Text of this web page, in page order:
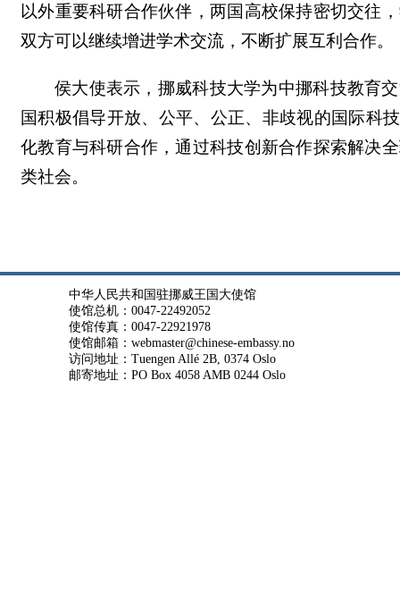
以外重要科研合作伙伴，两国高校保持密切交往
双方可以继续增进学术交流，不断扩展互利合作。
侯大使表示，挪威科技大学为中挪科技教育
国积极倡导开放、公平、公正、非歧视的国际科
化教育与科研合作，通过科技创新合作探索解决
类社会。
中华人民共和国驻挪威王国大使馆
使馆总机：0047-22492052
使馆传真：0047-22921978
使馆邮箱：webmaster@chinese-embassy.no
访问地址：Tuengen Allé 2B, 0374 Oslo
邮寄地址：PO Box 4058 AMB 0244 Oslo